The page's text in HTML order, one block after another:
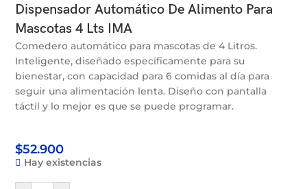
Dispensador Automático De Alimento Para
Mascotas 4 Lts IMA
Comedero automático para mascotas de 4 Litros.
Inteligente, diseñado específicamente para su
bienestar, con capacidad para 6 comidas al día para
seguir una alimentación lenta. Diseño con pantalla
táctil y lo mejor es que se puede programar.
$52.900
Hay existencias